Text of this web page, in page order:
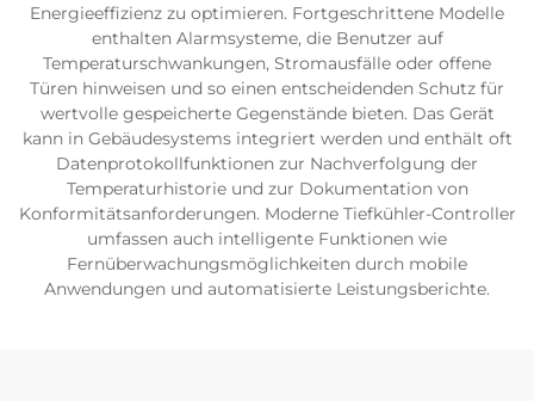
Energieeffizienz zu optimieren. Fortgeschrittene Modelle
enthalten Alarmsysteme, die Benutzer auf
Temperaturschwankungen, Stromausfälle oder offene
Türen hinweisen und so einen entscheidenden Schutz für
wertvolle gespeicherte Gegenstände bieten. Das Gerät
kann in Gebäudesystems integriert werden und enthält oft
Datenprotokollfunktionen zur Nachverfolgung der
Temperaturhistorie und zur Dokumentation von
Konformitätsanforderungen. Moderne Tiefkühler-Controller
umfassen auch intelligente Funktionen wie
Fernüberwachungsmöglichkeiten durch mobile
Anwendungen und automatisierte Leistungsberichte.